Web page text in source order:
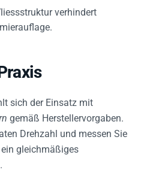
verhindert
sich der Einsatz mit
gemäß Herstellervorgaben.
Drehzahl und messen Sie
gleichmäßiges